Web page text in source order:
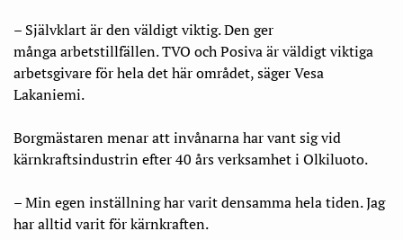
– Självklart är den väldigt viktig. Den ger
mångaarbetstillfällen. TVO och Posiva är väldigt viktiga
arbetsgivare för hela det här området, säger Vesa
Lakaniemi.
Borgmästaren menar att invånarna har vant sig vid
kärnkraftsindustrin efter 40 års verksamhet i Olkiluoto.
– Min egen inställning har varit densamma hela tiden. Jag
har alltid varit för kärnkraften.